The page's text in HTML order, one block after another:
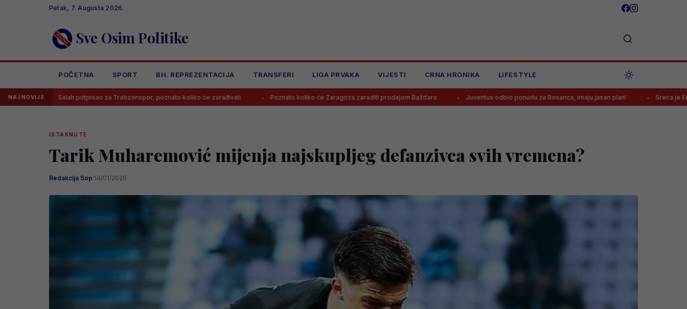
Petak, 7. Augusta 2026.
Sve Osim Politike
POČETNA SPORT BH. REPREZENTACIJA TRANSFERI LIGA PRVAKA VIJESTI CRNA HRONIKA LIFESTYLE
NAJNOVIJE
Salah potpisao za Trabzonspor, poznato koliko će zarađivati Poznato koliko će Zaragoza zaraditi prodajom Baždara Juventus odbio ponudu za Bosanca, imaju jasan plan! Sreća je Emanu Košpi
ISTAKNUTE
Tarik Muharemović mijenja najskupljeg defanzivca svih vremena?
Redakcija Sop·14/01/2026